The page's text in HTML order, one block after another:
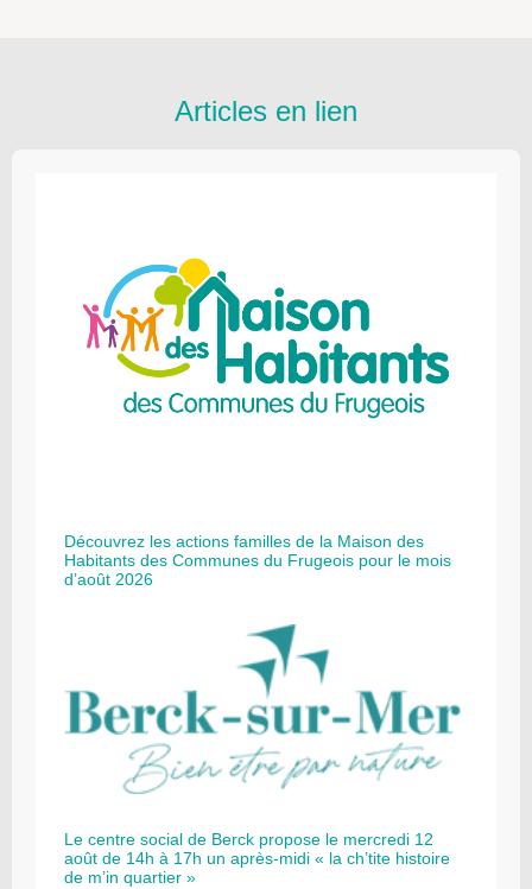
Articles en lien
Découvrez les actions familles de la Maison des
Habitants des Communes du Frugeois pour le mois
d’août 2026
Le centre social de Berck propose le mercredi 12
août de 14h à 17h un après-midi « la ch’tite histoire
de m’in quartier »